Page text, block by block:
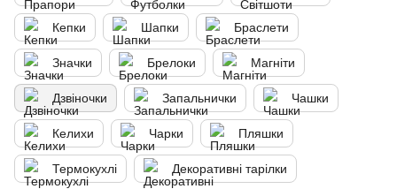
Кепки Шапки Браслети
Значки Брелоки Магніти
Дзвіночки Запальнички Чашки
Келихи Чарки Пляшки
Термокухлі Декоративні тарілки